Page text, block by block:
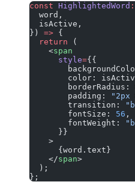
const HighlightedWord :
  word,
  isActive,
}) => {
  return
(
    <
span
      style
={{
color:
        borderRadius:
        padding:
"2px
        transition:
        fontSize:
56 ,
        fontWeight:
      }}
    >
      {word.text}
    </
span>
  );
};